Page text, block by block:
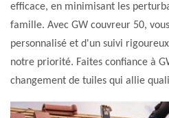
efficace, en minimisant les
famille. Avec GW couvreur 50,
personnalisé et d'un suivi
notre priorité. Faites confiance à
changement de tuiles qui allie